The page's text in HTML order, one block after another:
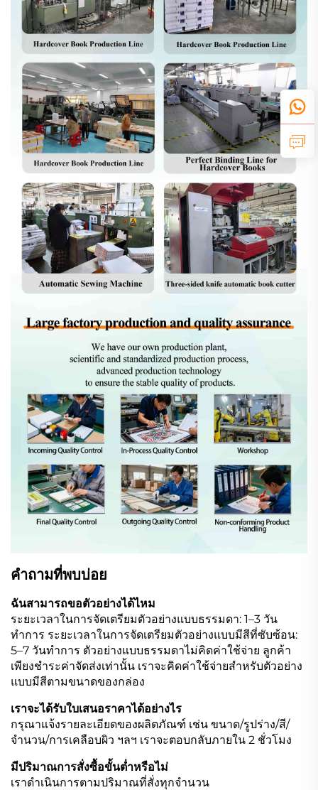
คำถามที่พบบ่อย
ฉันสามารถขอตัวอย่างได้ไหม
ระยะเวลาในการจัดเตรียมตัวอย่างแบบธรรมดา: 1–3 วัน
ทำการ ระยะเวลาในการจัดเตรียมตัวอย่างแบบมีสีที่ซับซ้อน:
5–7 วันทำการ ตัวอย่างแบบธรรมดาไม่คิดค่าใช้จ่าย ลูกค้า
เพียงชำระค่าจัดส่งเท่านั้น เราจะคิดค่าใช้จ่ายสำหรับตัวอย่าง
แบบมีสีตามขนาดของกล่อง
เราจะได้รับใบเสนอราคาได้อย่างไร
กรุณาแจ้งรายละเอียดของผลิตภัณฑ์ เช่น ขนาด/รูปร่าง/สี/
จำนวน/การเคลือบผิว ฯลฯ เราจะตอบกลับภายใน 2 ชั่วโมง
มีปริมาณการสั่งซื้อขั้นต่ำหรือไม่
เราดำเนินการตามปริมาณที่สั่งทุกจำนวน